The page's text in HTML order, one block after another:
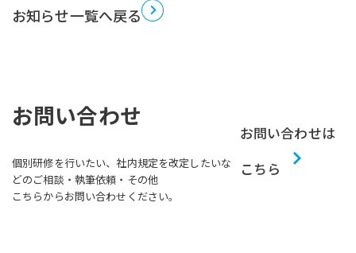
お知らせ一覧へ戻る
お問い合わせ
個別研修を行いたい、社内規定を改定したいな
どのご相談・執筆依頼・その他
こちらからお問い合わせください。
お問い合わせは
こちら